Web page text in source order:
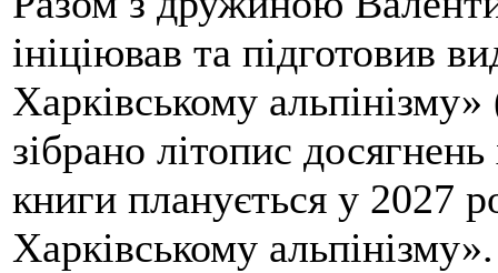
ініціював та підготовив
Харківському
зібрано літопис
книги планується у 2027
Харківському альпінізму».